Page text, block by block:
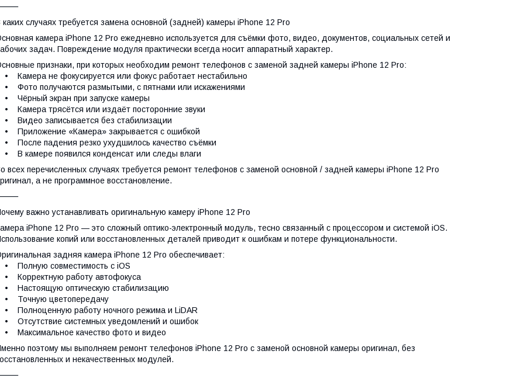
каких случаях требуется замена основной (задней) камеры iPhone 12 Pro
камера iPhone 12 Pro ежедневно используется для съёмки фото, видео, документов, социальных сетей и
задач. Повреждение модуля практически всегда носит аппаратный характер.
признаки, при которых необходим ремонт телефонов с заменой задней камеры iPhone 12 Pro:
• Камера не фокусируется или фокус работает нестабильно
• Фото получаются размытыми, с пятнами или искажениями
• Чёрный экран при запуске камеры
• Камера трясётся или издаёт посторонние звуки
• Видео записывается без стабилизации
• Приложение «Камера» закрывается с ошибкой
• После падения резко ухудшилось качество съёмки
• В камере появился конденсат или следы влаги
всех перечисленных случаях требуется ремонт телефонов с заменой основной / задней камеры iPhone 12 Pro
а не программное восстановление.
важно устанавливать оригинальную камеру iPhone 12 Pro
iPhone 12 Pro — это сложный оптико-электронный модуль, тесно связанный с процессором и системой iOS.
копий или восстановленных деталей приводит к ошибкам и потере функциональности.
задняя камера iPhone 12 Pro обеспечивает:
• Полную совместимость с iOS
• Корректную работу автофокуса
• Настоящую оптическую стабилизацию
• Точную цветопередачу
• Полноценную работу ночного режима и LiDAR
• Отсутствие системных уведомлений и ошибок
• Максимальное качество фото и видео
поэтому мы выполняем ремонт телефонов iPhone 12 Pro с заменой основной камеры оригинал, без
и некачественных модулей.